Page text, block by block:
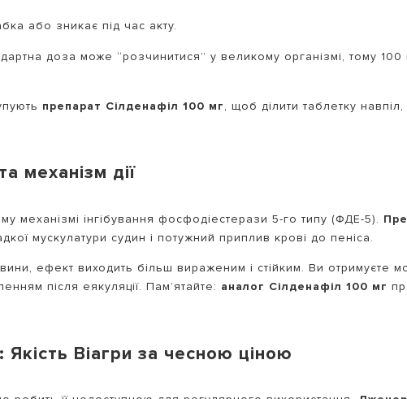
або зникає під час акту.
доза може “розчинитися” у великому організмі, тому
препарат Сілденафіл 100 мг, щоб ділити таблетку
механізм дії
механізмі інгібування фосфодіестерази 5-го типу (ФДЕ-5).
мускулатури судин і потужний приплив крові до пеніса.
ефект виходить більш вираженим і стійким. Ви отримуєте
після еякуляції. Пам’ятайте: аналог Сілденафіл 100 мг
Віагри за чесною ціною